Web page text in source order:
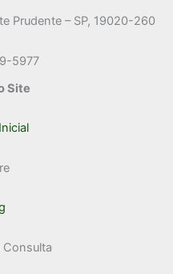
Prudente – SP, 19020-260
5977
Site
Consulta